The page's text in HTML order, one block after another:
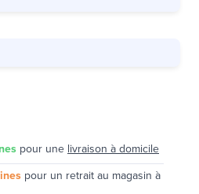
pour une livraison à domicile
pour un retrait au magasin à